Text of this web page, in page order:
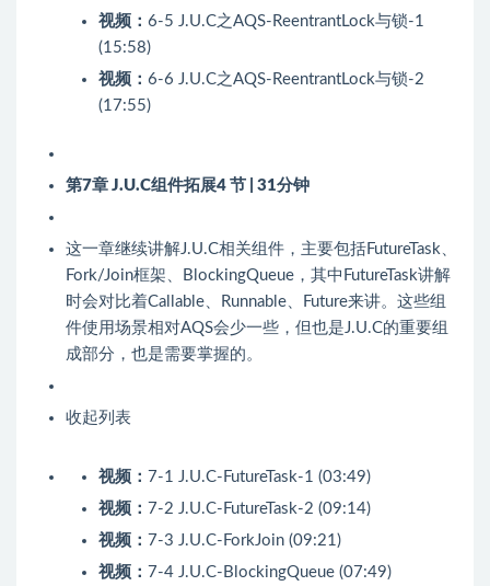
视频： 6-5 J.U.C之AQS-ReentrantLock与锁-1
(15:58)
视频： 6-6 J.U.C之AQS-ReentrantLock与锁-2
(17:55)
第7章 J.U.C组件拓展4 节 | 31分钟
这一章继续讲解J.U.C相关组件，主要包括FutureTask、
Fork/Join框架、BlockingQueue，其中FutureTask讲解
时会对比着Callable、Runnable、Future来讲。这些组
件使用场景相对AQS会少一些，但也是J.U.C的重要组
成部分，也是需要掌握的。
收起列表
视频： 7-1 J.U.C-FutureTask-1 (03:49)
视频： 7-2 J.U.C-FutureTask-2 (09:14)
视频： 7-3 J.U.C-ForkJoin (09:21)
视频： 7-4 J.U.C-BlockingQueue (07:49)